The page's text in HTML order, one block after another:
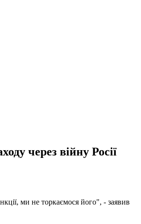
через війну Росії
ми не торкаємося його", - заявив